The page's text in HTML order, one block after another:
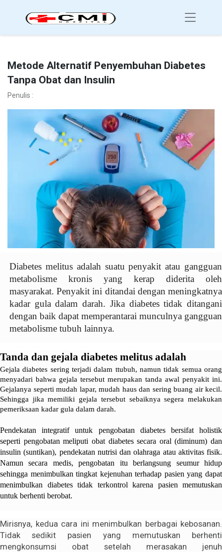
Metode Alternatif Penyembuhan Diabetes
Tanpa Obat dan Insulin
Penulis :
Diabetes melitus adalah suatu penyakit atau gangguan
metabolisme kronis yang kerap diderita oleh
masyarakat. Penyakit ini ditandai dengan meningkatnya
kadar gula dalam darah. Jika diabetes tidak ditangani
dengan baik dapat memperantarai munculnya gangguan
metabolisme tubuh lainnya.
Tanda dan gejala diabetes melitus adalah
Gejala diabetes sering terjadi dalam ttubuh, namun tidak semua orang
menyadari bahwa gejala tersebut merupakan tanda awal penyakit ini.
Gejalanya seperti mudah lapar, mudah haus dan sering buang air kecil.
Sehingga jika memiliki gejala tersebut sebaiknya segera melakukan
pemeriksaan kadar gula dalam darah.
Pendekatan integratif untuk pengobatan diabetes bersifat holistik
seperti pengobatan meliputi obat diabetes secara oral (diminum) dan
insulin (suntikan), pendekatan nutrisi dan olahraga atau aktivitas fisik.
Namun secara medis, pengobatan itu berlangsung seumur hidup
sehingga menimbulkan tingkat kejenuhan terhadap pasien yang dapat
menimbulkan diabetes tidak terkontrol karena pasien memutuskan
untuk berhenti berobat.
Mirisnya, kedua cara ini menimbulkan berbagai kebosanan.
Tidak sedikit pasien yang memutuskan berhenti
mengkonsumsi obat setelah merasakan jenuh